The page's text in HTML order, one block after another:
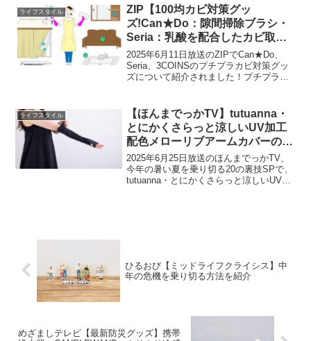
199円(税込み)持ち手に洗剤を入れられ
る...
ライフスタイル
ZIP【100均カビ対策グッ
ズ!Can★Do：隙間掃除ブラシ・
Seria：乳酸を配合したカビ取り
ウェットシート10枚入・
3COINS・カビ防止テープなど】
2025年6月11日放送のZIPでCan★Do、
Seria、3COINSのプチプラカビ対策グッ
ズについて紹介されました！プチプラカ
通のブラシでは届きにくい排水溝...
ライフスタイル
【ほんまでっかTV】tutuanna・
とにかくさらっと涼しいUV加工
配色メローリブアームカバーの口
コミを紹介!
2025年6月25日放送のほんまでっかTV、
今年の暑い夏を乗り切る20の裏技SPで、
tutuanna・とにかくさらっと涼しいUV加
ひるおび【ミッドライフクライシス】中
年の危機を乗り切る方法を紹介
めざましテレビ【最新防災グッズ】携帯